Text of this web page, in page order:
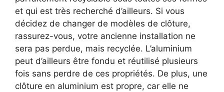
et qui est très recherché d’ailleurs. Si vous
décidez de changer de modèles de clôture,
rassurez-vous, votre ancienne installation ne
sera pas perdue, mais recyclée. L’aluminium
peut d’ailleurs être fondu et réutilisé plusieurs
fois sans perdre de ces propriétés. De plus, une
clôture en aluminium est propre, car elle ne